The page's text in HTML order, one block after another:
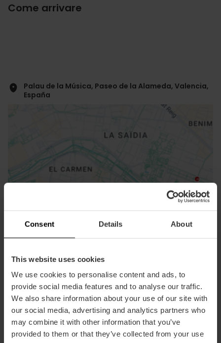
Consent Details About
This website uses cookies
We use cookies to personalise content and ads, to
provide social media features and to analyse our traffic.
We also share information about your use of our site with
our social media, advertising and analytics partners who
may combine it with other information that you’ve
provided to them or that they’ve collected from your use
Come arrivare
Palau de la Música, Paseo de la Alameda, Valencia,
España
Guarda la mappa
Indicazioni